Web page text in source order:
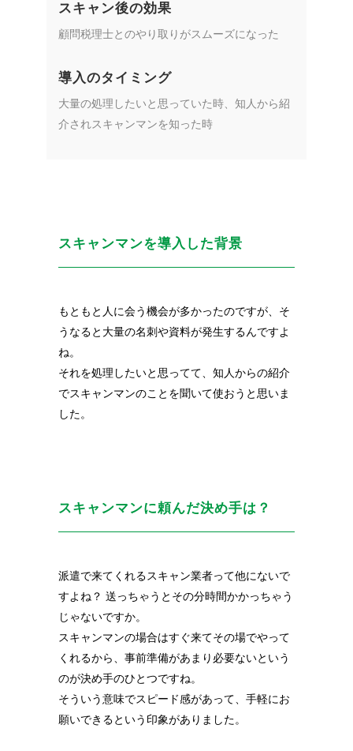
スキャン後の効果
顧問税理士とのやり取りがスムーズになった
導入のタイミング
大量の処理したいと思っていた時、知人から紹
介されスキャンマンを知った時
スキャンマンを導入した背景
もともと人に会う機会が多かったのですが、そ
うなると大量の名刺や資料が発生するんですよ
ね。
それを処理したいと思ってて、知人からの紹介
でスキャンマンのことを聞いて使おうと思いま
した。
スキャンマンに頼んだ決め手は？
派遣で来てくれるスキャン業者って他にないで
すよね？ 送っちゃうとその分時間かかっちゃう
じゃないですか。
スキャンマンの場合はすぐ来てその場でやって
くれるから、事前準備があまり必要ないという
のが決め手のひとつですね。
そういう意味でスピード感があって、手軽にお
願いできるという印象がありました。